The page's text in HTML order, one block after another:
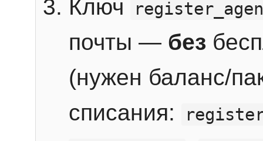
Ключ
почты — без
(нужен баланс/
списания: